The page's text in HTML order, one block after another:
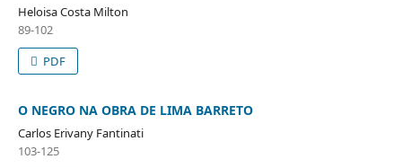
Heloisa Costa Milton
89-102
PDF
O NEGRO NA OBRA DE LIMA BARRETO
Carlos Erivany Fantinati
103-125